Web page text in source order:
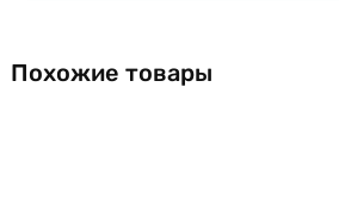
Похожие товары